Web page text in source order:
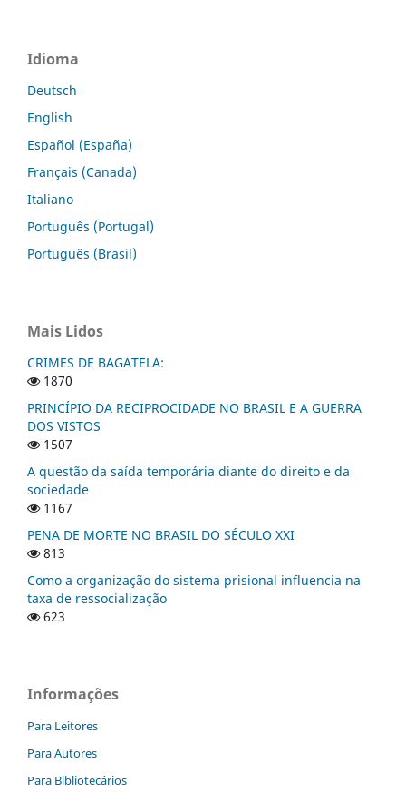
Idioma
Deutsch
English
Español (España)
Français (Canada)
Italiano
Português (Portugal)
Português (Brasil)
Mais Lidos
CRIMES DE BAGATELA:
1870
PRINCÍPIO DA RECIPROCIDADE NO BRASIL E A GUERRA
DOS VISTOS
1507
A questão da saída temporária diante do direito e da
sociedade
1167
PENA DE MORTE NO BRASIL DO SÉCULO XXI
813
Como a organização do sistema prisional influencia na
taxa de ressocialização
623
Informações
Para Leitores
Para Autores
Para Bibliotecários